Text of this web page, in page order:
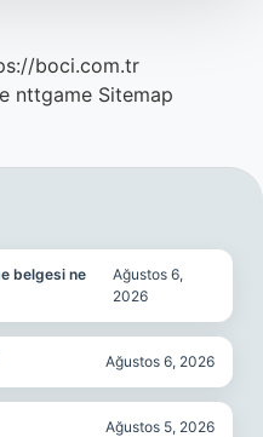
boci.com.tr
nttgame Sitemap
belgesi ne
Ağustos 6,
2026
Ağustos 6, 2026
Ağustos 5, 2026